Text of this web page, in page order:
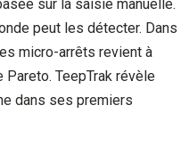
sur la saisie manuelle.
peut les détecter. Dans
micro-arrêts revient à
TeepTrak révèle
dans ses premiers